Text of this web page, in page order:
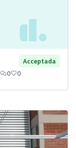
Acceptada
0 0